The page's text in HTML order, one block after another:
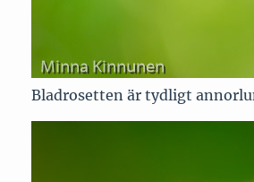
Bladrosetten är tydligt